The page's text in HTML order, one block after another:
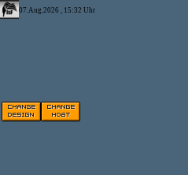
07.Aug.2026 , 15:32 Uhr